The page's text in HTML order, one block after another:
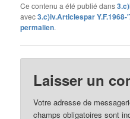
Ce contenu a été publié dans
avec3.c)iv.Articlespar Y.F.1968-
permalien.
Laisser un
Votre adresse de
champs obligatoires sont